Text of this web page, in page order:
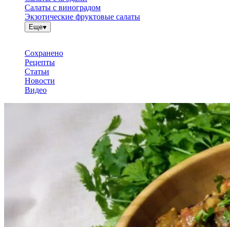
Салаты с виноградом
Экзотические фруктовые салаты
Еще
Сохранено
Рецепты
Статьи
Новости
Видео